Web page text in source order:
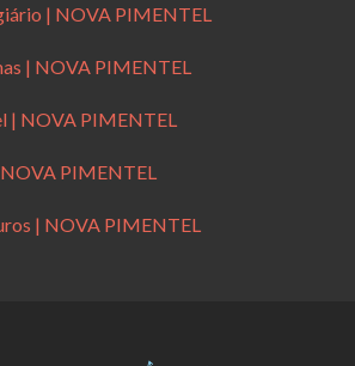
| NOVA PIMENTEL
| NOVA PIMENTEL
| NOVA PIMENTEL
PIMENTEL
| NOVA PIMENTEL